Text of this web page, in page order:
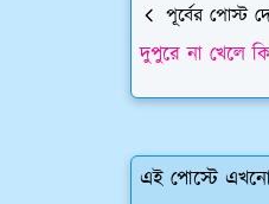
পূর্বের পোস্ট
দুপুরে না খেলে
এই পোস্টে